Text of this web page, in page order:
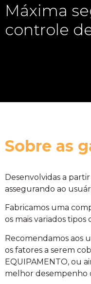
Máxima
controle
Sobre as
Desenvolvidas a
assegurando ao
Fabricamos uma
os mais variados
Recomendamos aos
os fatores a serem
EQUIPAMENTO, ou
melhor desempenho